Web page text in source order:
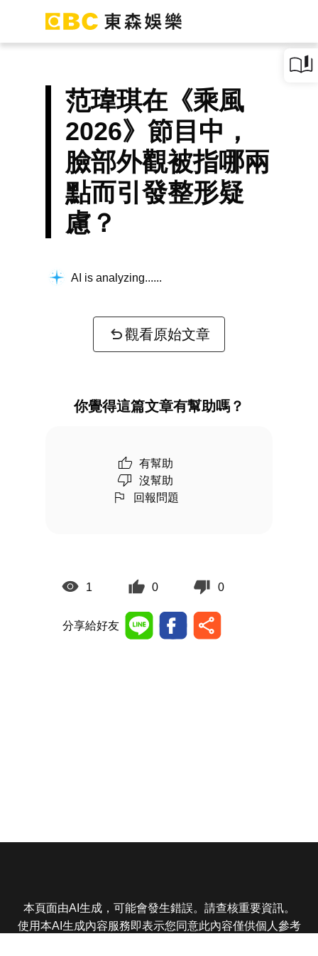
范瑋琪在《乘風
2026》節目中，
臉部外觀被指哪兩
點而引發整形疑
慮？
AI is analyzing...
觀看原始文章
你覺得這篇文章有幫助嗎？
有幫助
沒幫助
回報問題
1 0 0
分享給好友
本頁面由AI生成，可能會發生錯誤。請查核重要資訊。
使用本AI生成內容服務即表示您同意此內容僅供個人參考